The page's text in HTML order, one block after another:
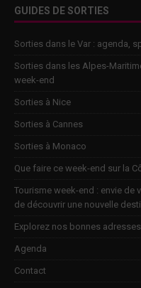
GUIDES DE SORTIES
Sorties dans le Var : agenda,
Sorties dans les Alpes-
week-end
Sorties à Nice
Sorties à Cannes
Sorties à Monaco
Que faire ce week-end sur la
Tourisme week-end : envie de
de découvrir une nouvelle
Explorez nos bonnes adresses
Agenda
Contact